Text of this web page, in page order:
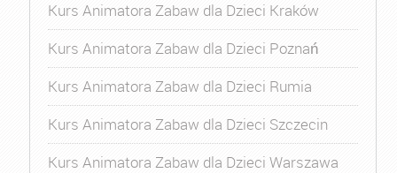
Kurs Animatora Zabaw dla Dzieci Kraków
Kurs Animatora Zabaw dla Dzieci Poznań
Kurs Animatora Zabaw dla Dzieci Rumia
Kurs Animatora Zabaw dla Dzieci Szczecin
Kurs Animatora Zabaw dla Dzieci Warszawa